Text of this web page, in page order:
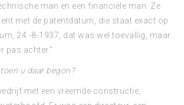
man en een financiële man. Ze
met de patentdatum, die staat exact op
24 -8-1937, dat was wel toevallig, maar
pas achter.”
u daar begon?
met een vreemde constructie,